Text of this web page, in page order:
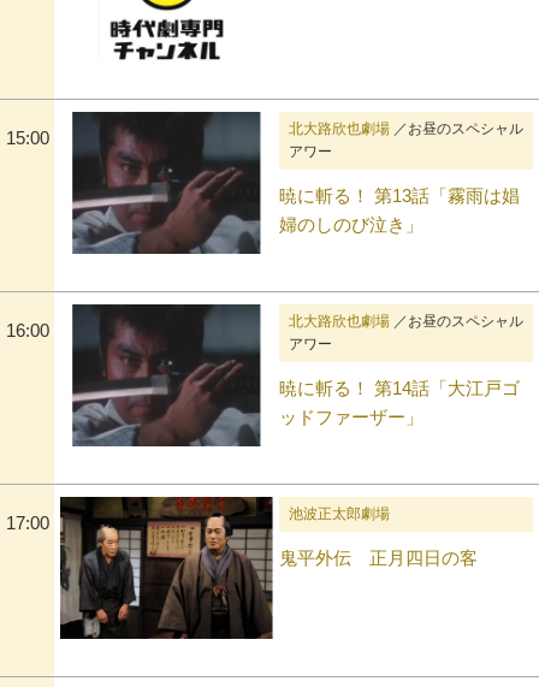
15:00 北大路欣也劇場／お昼のスペシャル
アワー
暁に斬る！ 第13話「霧雨は娼
婦のしのび泣き」
16:00 北大路欣也劇場／お昼のスペシャル
アワー
暁に斬る！ 第14話「大江戸ゴ
ッドファーザー」
17:00 池波正太郎劇場
鬼平外伝 正月四日の客